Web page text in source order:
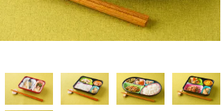
たんぱく調整食
756円(1食分/税込)
介護食
ムース食
583円(1食分/税込)